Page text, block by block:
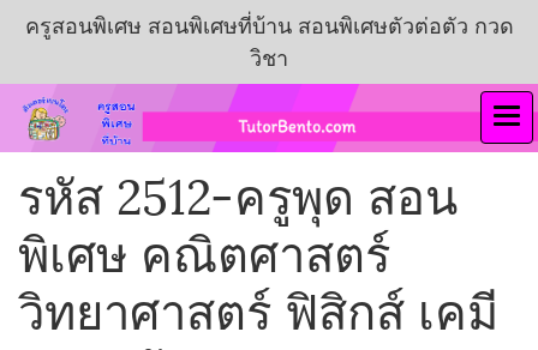
ครูสอนพิเศษ สอนพิเศษที่บ้าน สอนพิเศษตัวต่อตัว กวด
วิชา
รหัส 2512-ครูพุด สอน
พิเศษ คณิตศาสตร์
วิทยาศาสตร์ ฟิสิกส์ เคมี